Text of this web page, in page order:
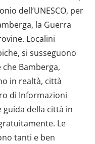
dell’UNESCO, per
la Guerra
Localini
si susseguono
Bamberga,
in realtà, città
di Informazioni
della città in
Le
tanti e ben